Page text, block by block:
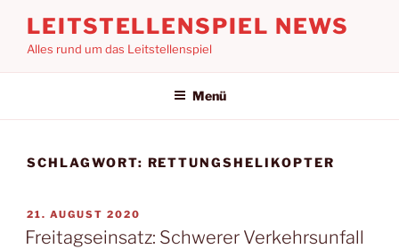
Inhalt
springen
LEITSTELLENSPIEL NEWS
Alles rund um das Leitstellenspiel
Menü
SCHLAGWORT: RETTUNGSHELIKOPTER
VERÖFFENTLICHT
AM
21. AUGUST 2020
Freitagseinsatz: Schwerer Verkehrsunfall